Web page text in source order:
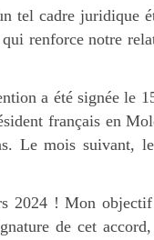
tel cadre juridique
renforce notre
a été signée le
français en
Le mois suivant,
2024 ! Mon
de cet